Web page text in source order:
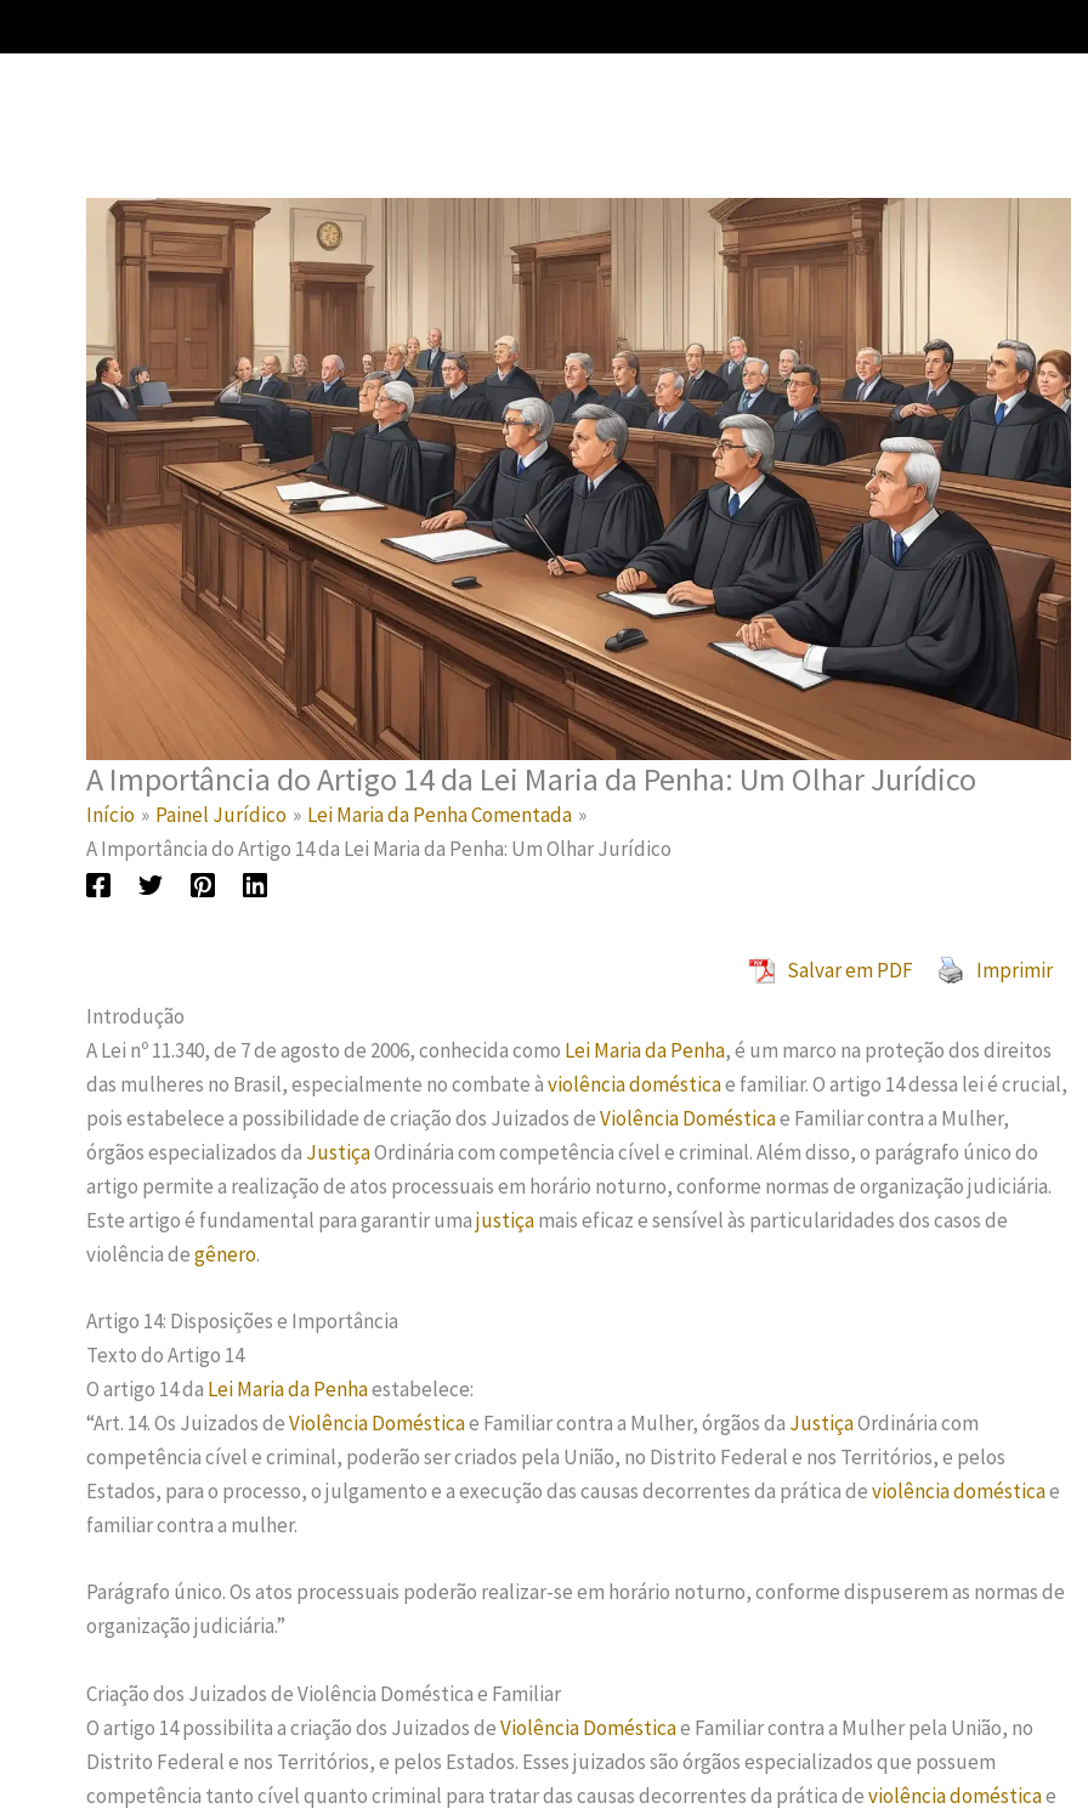
A Importância do Artigo 14 da Lei Maria da Penha: Um Olhar Jurídico
Início Painel Jurídico
Lei Maria da Penha Comentada
A Importância do Artigo 14 da Lei Maria da Penha: Um Olhar Jurídico
Salvar em PDF
Imprimir
Introdução
A Lei nº 11.340, de 7 de agosto de 2006, conhecida como Lei Maria da Penha, é um marco na proteção dos direitos
das mulheres no Brasil, especialmente no combate àviolência domésticae familiar. O artigo 14 dessa lei é crucial,
pois estabelece a possibilidade de criação dos Juizados deViolência Domésticae Familiar contra a Mulher,
órgãos especializados da JustiçaOrdinária com competência cível e criminal. Além disso, o parágrafo único do
artigo permite a realização de atos processuais em horário noturno, conforme normas de organização judiciária.
Este artigo é fundamental para garantir umajustiçamais eficaz e sensível às particularidades dos casos de
violência degênero.
Artigo 14: Disposições e Importância
Texto do Artigo 14
O artigo 14 da Lei Maria da Penhaestabelece:
“Art. 14. Os Juizados deViolência Domésticae Familiar contra a Mulher, órgãos da JustiçaOrdinária com
competência cível e criminal, poderão ser criados pela União, no Distrito Federal e nos Territórios, e pelos
Estados, para o processo, o julgamento e a execução das causas decorrentes da prática deviolência domésticae
familiar contra a mulher.
Parágrafo único. Os atos processuais poderão realizar-se em horário noturno, conforme dispuserem as normas de
organização judiciária.”
Criação dos Juizados de Violência Doméstica e Familiar
O artigo 14 possibilita a criação dos Juizados deViolência Domésticae Familiar contra a Mulher pela União, no
Distrito Federal e nos Territórios, e pelos Estados. Esses juizados são órgãos especializados que possuem
competência tanto cível quanto criminal para tratar das causas decorrentes da prática deviolência domésticae